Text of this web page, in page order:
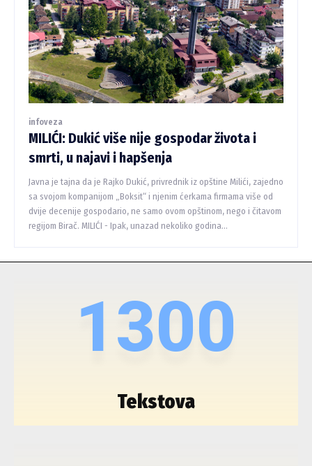
infoveza
MILIĆI: Dukić više nije gospodar života i
smrti, u najavi i hapšenja
Javna je tajna da je Rajko Dukić, privrednik iz opštine Milići, zajedno
sa svojom kompanijom „Boksit“ i njenim ćerkama firmama više od
dvije decenije gospodario, ne samo ovom opštinom, nego i čitavom
regijom Birač. MILIĆI - Ipak, unazad nekoliko godina...
1300
Tekstova